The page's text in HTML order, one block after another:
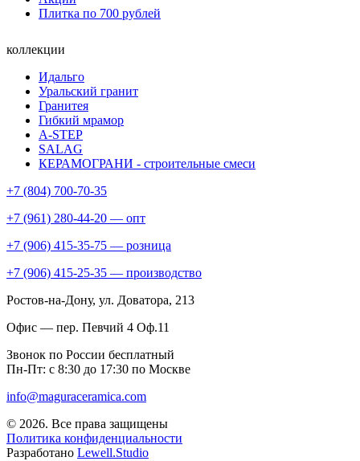
Плитка по 700 рублей
коллекции
Идальго
Уральский гранит
Гранитея
Гибкий мрамор
A-STEP
SALAG
КЕРАМОГРАНИ - строительные смеси
+7 (804) 700-70-35
+7 (961) 280-44-20 — опт
+7 (906) 415-35-75 — розница
+7 (906) 415-25-35 — производство
Ростов-на-Дону, ул. Доватора, 213
Офис — пер. Певчий 4 Оф.11
Звонок по России бесплатный
Пн-Пт: с 8:30 до 17:30 по Москве
info@maguraceramica.com
© 2026. Все права защищены
Политика конфиденциальности
Разработано Lewell.Studio